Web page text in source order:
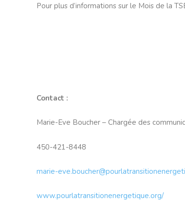
Pour plus d’informations sur le Mois de la
Contact :
Marie-Eve Boucher – Chargée des
450-421-8448
marie-
www.pourlatransitionenergetique.org/